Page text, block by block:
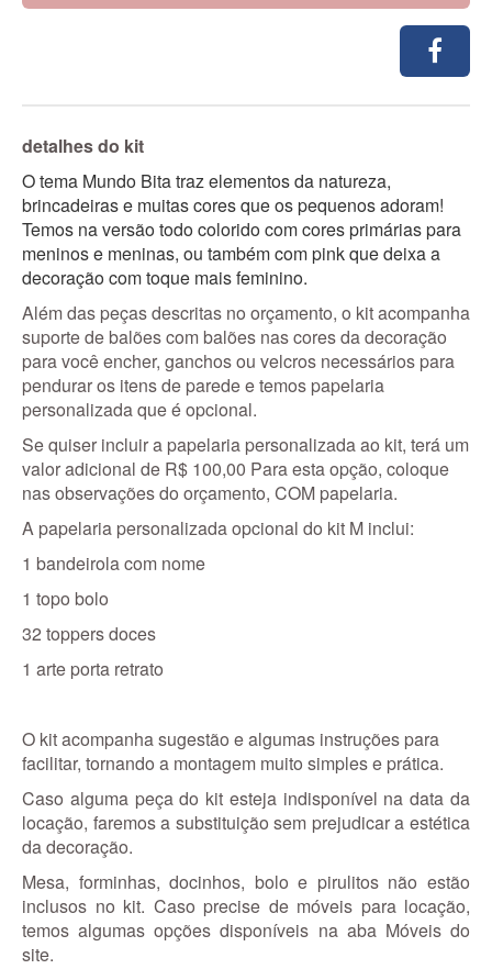
detalhes do kit
O tema Mundo Bita traz elementos da natureza,
brincadeiras e muitas cores que os pequenos adoram!
Temos na versão todo colorido com cores primárias para
meninos e meninas, ou também com pink que deixa a
decoração com toque mais feminino.
Além das peças descritas no orçamento, o kit acompanha
suporte de balões com balões nas cores da decoração
para você encher, ganchos ou velcros necessários para
pendurar os itens de parede e temos papelaria
personalizada que é opcional.
Se quiser incluir a papelaria personalizada ao kit, terá um
valor adicional de R$ 100,00 Para esta opção, coloque
nas observações do orçamento, COM papelaria.
A papelaria personalizada opcional do kit M inclui:
1 bandeirola com nome
1 topo bolo
32 toppers doces
1 arte porta retrato
O kit acompanha sugestão e algumas instruções para
facilitar, tornando a montagem muito simples e prática.
Caso alguma peça do kit esteja indisponível na data da
locação, faremos a substituição sem prejudicar a estética
da decoração.
Mesa, forminhas, docinhos, bolo e pirulitos não estão
inclusos no kit. Caso precise de móveis para locação,
temos algumas opções disponíveis na aba Móveis do
site.